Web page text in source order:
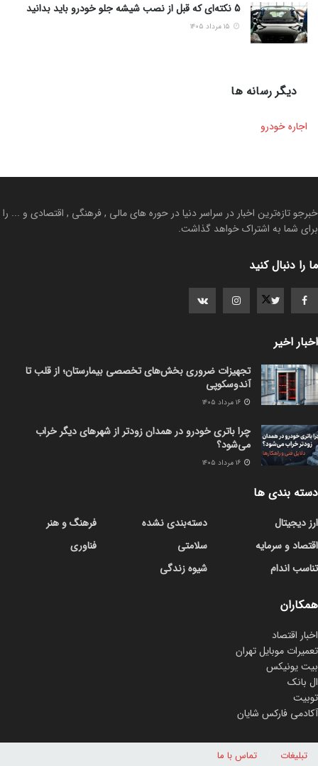
5 نکته‌ای که قبل از نصب شیشه جلو خودرو باید بدانید
دیگر رسانه ها
اجاره خودرو
خبرجو تازه‌ترین اخبار در سراسر دنیا در حوره های مالی , فرهنگی , اقتصادی و ... را
برای شما به اشتراک خواهد گذاشت.
ما را دنبال کنید
اخبار اخیر
تجهیزات ضروری بخش‌های تخصصی بیمارستان؛ از قلب تا
آندوسکوپی
چرا باتری خودرو در همدان زودتر از شهرهای دیگر خراب
می‌شود؟
دسته بندی ها
ارز دیجیتال
اقتصاد و سرمایه
تناسب اندام
دسته‌بندی نشده
سلامتی
شیوه زندگی
فرهنگ و هنر
فناوری
همکاران
اخبار اقتصاد
تعمیرات موبایل تهران
بیت یونیکس
ال بانک
توبیت
آکادمی فارکس شایان
تبلیغات تماس با ما